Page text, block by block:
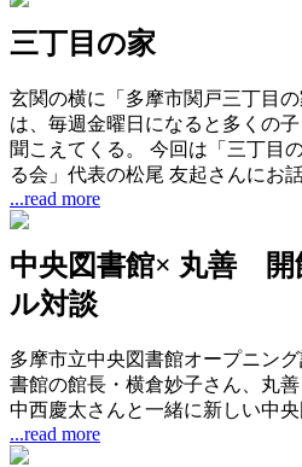
三丁目の家
玄関の横に「多摩市関戸三丁目
は、毎週金曜日になると多くの
聞こえてくる。 今回は「三丁目
る会」代表の松尾 友起さんにお
...read more
中央図書館× 丸善 開
ル対談
多摩市立中央図書館オープニン
書館の館長・横倉妙子さん、丸
中西慶太さんと一緒に新しい中央
...read more